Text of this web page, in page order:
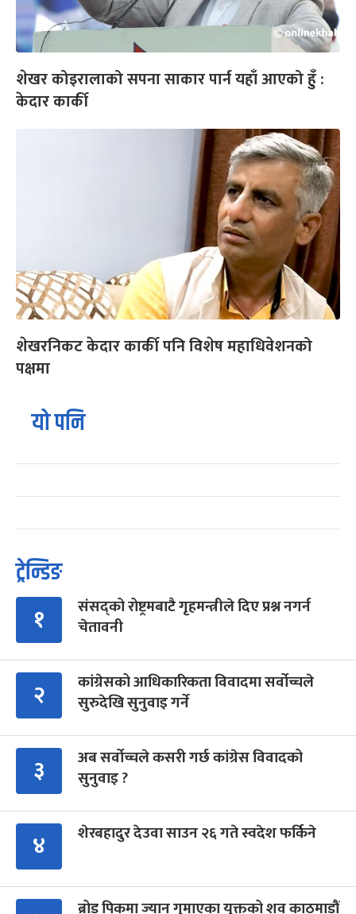
शेखर कोइरालाको सपना साकार पार्न यहाँ आएको हुँ :
केदार कार्की
शेखरनिकट केदार कार्की पनि विशेष महाधिवेशनको
पक्षमा
यो पनि
ट्रेन्डिङ
१
संसद्को रोष्ट्रमबाटै गृहमन्त्रीले दिए प्रश्न नगर्न
चेतावनी
२
कांग्रेसको आधिकारिकता विवादमा सर्वोच्चले
सुरुदेखि सुनुवाइ गर्ने
३
अब सर्वोच्चले कसरी गर्छ कांग्रेस विवादको
सुनुवाइ ?
४ शेरबहादुर देउवा साउन २६ गते स्वदेश फर्किने
ब्रोड पिकमा ज्यान गुमाएका युक्तको शव काठमाडौं